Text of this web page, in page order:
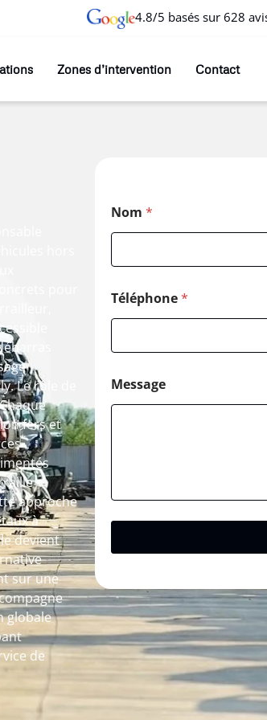
4.8/5 basés sur 628
Zones d’intervention Contact
hors
pour
Le rôle de
fers et
approche
à
devient
sur une
globale
de
Nom *
Téléphone*
Message